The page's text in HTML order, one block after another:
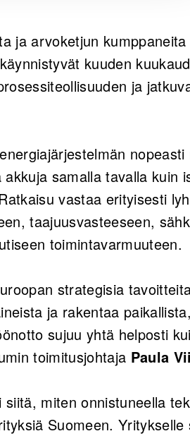
ja arvoketjun
kuuden
ja
nopeasti
samalla tavalla kuin
vastaa erityisesti
taajuusvasteeseen,
toimintavarmuuteen.
strategisia
ja rakentaa
sujuu yhtä helposti
toimitusjohtaja Paula
miten onnistuneella
Suomeen.